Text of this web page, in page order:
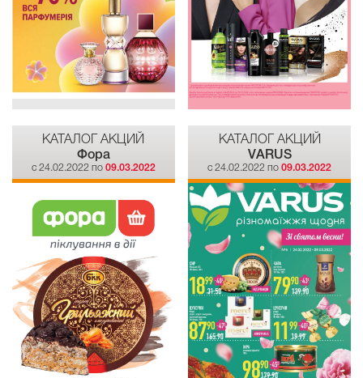
КАТАЛОГ АКЦИЙ
Фора
c 24.02.2022 по 09.03.2022
КАТАЛОГ АКЦИЙ
VARUS
c 24.02.2022 по09.03.2022